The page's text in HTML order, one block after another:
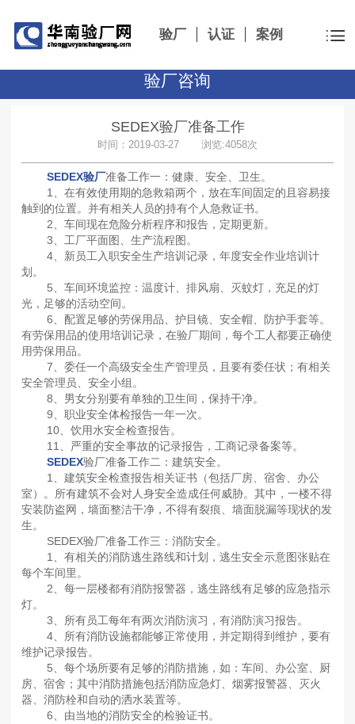
验厂 认证 案例
验厂咨询
SEDEX验厂准备工作
时间：2019-03-27 浏览:4058次
SEDEX验厂准备工作一：健康、安全、卫生。
1、在有效使用期的急救箱两个，放在车间固定的且容易接
触到的位置。并有相关人员的持有个人急救证书。
2、车间现在危险分析程序和报告，定期更新。
3、工厂平面图、生产流程图。
4、新员工入职安全生产培训记录，年度安全作业培训计
划。
5、车间环境监控：温度计、排风扇、灭蚊灯，充足的灯
光，足够的活动空间。
6、配置足够的劳保用品、护目镜、安全帽、防护手套等。
有劳保用品的使用培训记录，在验厂期间，每个工人都要正确使
用劳保用品。
7、委任一个高级安全生产管理员，且要有委任状；有相关
安全管理员、安全小组。
8、男女分别要有单独的卫生间，保持干净。
9、职业安全体检报告一年一次。
10、饮用水安全检查报告。
11、严重的安全事故的记录报告，工商记录备案等。
SEDEX验厂准备工作二：建筑安全。
1、建筑安全检查报告相关证书（包括厂房、宿舍、办公
室）。所有建筑不会对人身安全造成任何威胁。其中，一楼不得
安装防盗网，墙面整洁干净，不得有裂痕、墙面脱漏等现状的发
生。
SEDEX验厂准备工作三：消防安全。
1、有相关的消防逃生路线和计划，逃生安全示意图张贴在
每个车间里。
2、每一层楼都有消防报警器，逃生路线有足够的应急指示
灯。
3、所有员工每年有两次消防演习，有消防演习报告。
4、所有消防设施都能够正常使用，并定期得到维护，要有
维护记录报告。
5、每个场所要有足够的消防措施，如：车间、办公室、厨
房、宿舍；其中消防措施包括消防应急灯、烟雾报警器、灭火
器、消防栓和自动的洒水装置等。
6、由当地的消防安全的检验证书。